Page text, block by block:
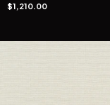
$1,210.00